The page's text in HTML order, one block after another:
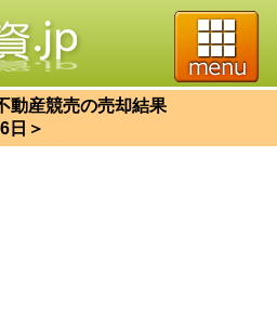
動産競売の売却結果
日＞